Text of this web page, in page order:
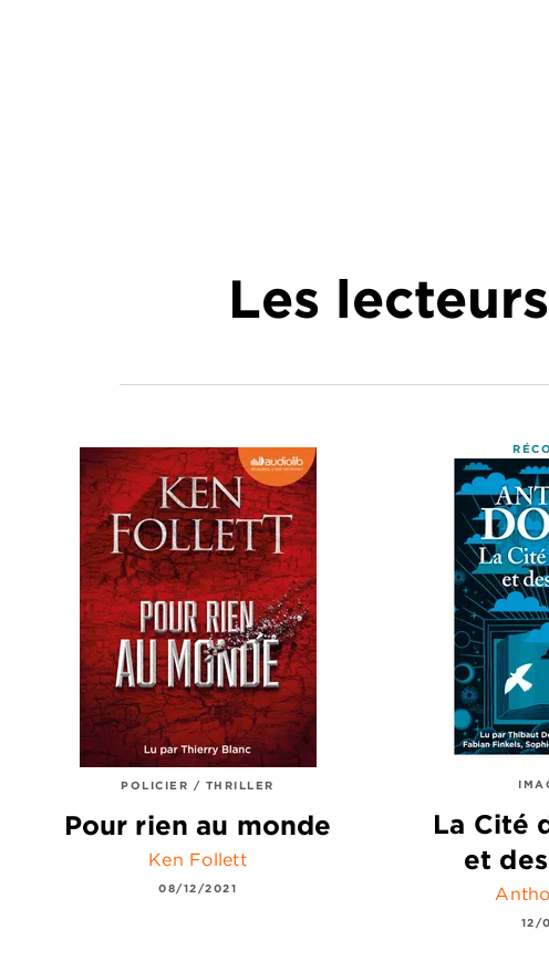
Les
POLICIER / THRILLER
Pour rien au monde
Ken Follett
08/12/2021
La Cité
et
12/